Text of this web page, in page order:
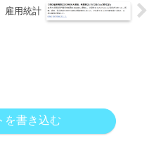
用統計
を書き込む